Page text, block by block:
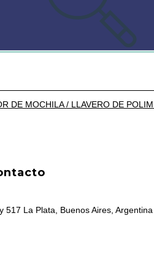
DE SOUVENIRS
DE MOCHILA / LLAVERO DE
517 La Plata, Buenos Aires, Argentina